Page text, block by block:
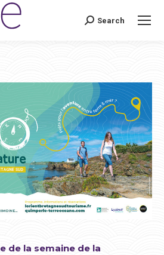
Search:
Search
de la semaine de la